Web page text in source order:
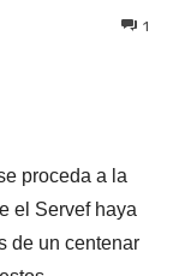
1
proceda a la
el Servef haya
de un centenar